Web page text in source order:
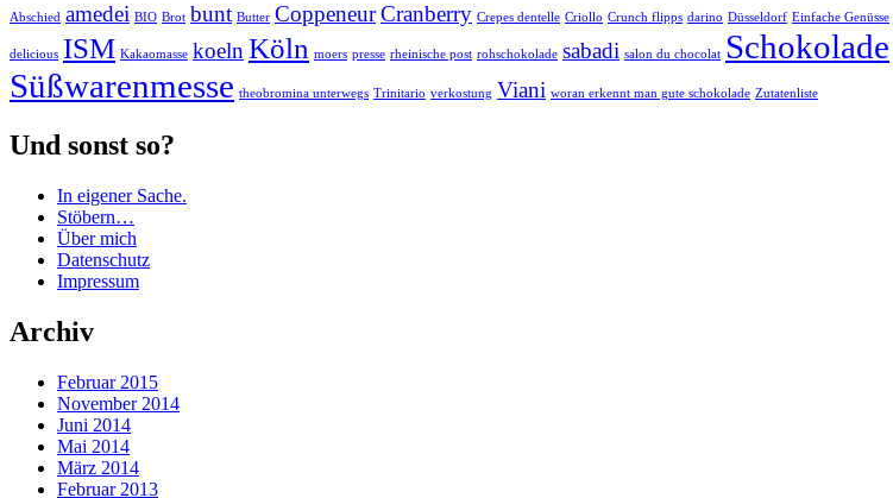
Abschied amedei BIO Brot bunt Butter CoppeneurCranberry Crepes dentelle Criollo Crunch flipps darino Düsseldorf Einfache Genüsse
delicious ISM Kakaomasse koeln Köln moers presse rheinische post rohschokolade sabadi salon du chocolat Schokolade
Süßwarenmesse theobromina unterwegs Trinitario verkostung Viani woran erkennt man gute schokolade Zutatenliste
Und sonst so?
In eigener Sache.
Stöbern…
Über mich
Datenschutz
Impressum
Archiv
Februar 2015
November 2014
Juni 2014
Mai 2014
März 2014
Februar 2013